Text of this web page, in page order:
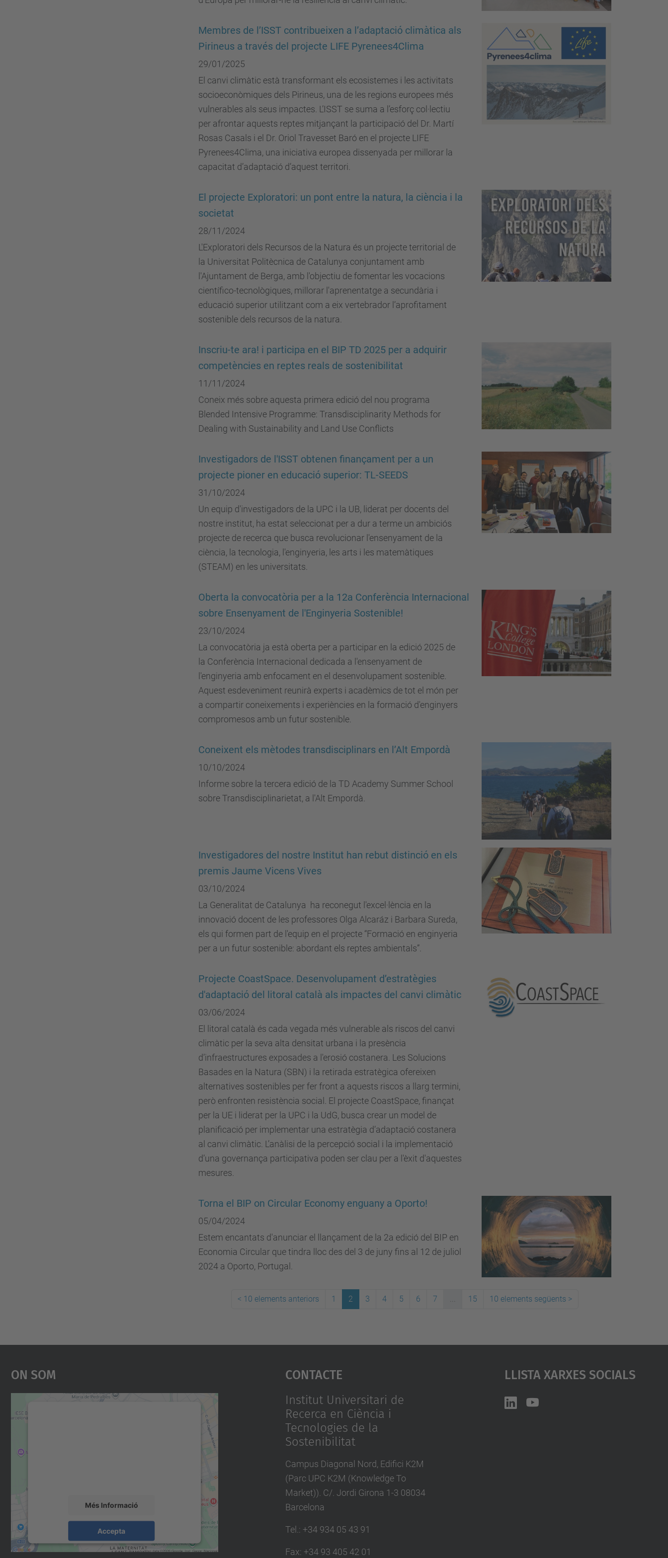
Membres de l’ISST contribueixen a l’adaptació climàtica als
Pirineus a través del projecte LIFE Pyrenees4Clima
29/01/2025
El canvi climàtic està transformant els ecosistemes i les activitats
socioeconòmiques dels Pirineus, una de les regions europees més
vulnerables als seus impactes. L’ISST se suma a l’esforç col·lectiu
per afrontar aquests reptes mitjançant la participació del Dr. Martí
Rosas Casals i el Dr. Oriol Travesset Baró en el projecte LIFE
Pyrenees4Clima, una iniciativa europea dissenyada per millorar la
capacitat d’adaptació d’aquest territori.
El projecte Exploratori: un pont entre la natura, la ciència i la
societat
28/11/2024
L'Exploratori dels Recursos de la Natura és un projecte territorial de
la Universitat Politècnica de Catalunya conjuntament amb
l'Ajuntament de Berga, amb l'objectiu de fomentar les vocacions
científico-tecnològiques, millorar l'aprenentatge a secundària i
educació superior utilitzant com a eix vertebrador l’aprofitament
sostenible dels recursos de la natura.
Inscriu-te ara! i participa en el BIP TD 2025 per a adquirir
competències en reptes reals de sostenibilitat
11/11/2024
Coneix més sobre aquesta primera edició del nou programa
Blended Intensive Programme: Transdisciplinarity Methods for
Dealing with Sustainability and Land Use Conflicts
Investigadors de l'ISST obtenen finançament per a un
projecte pioner en educació superior: TL-SEEDS
31/10/2024
Un equip d'investigadors de la UPC i la UB, liderat per docents del
nostre institut, ha estat seleccionat per a dur a terme un ambiciós
projecte de recerca que busca revolucionar l'ensenyament de la
ciència, la tecnologia, l'enginyeria, les arts i les matemàtiques
(STEAM) en les universitats.
Oberta la convocatòria per a la 12a Conferència Internacional
sobre Ensenyament de l'Enginyeria Sostenible!
23/10/2024
La convocatòria ja està oberta per a participar en la edició 2025 de
la Conferència Internacional dedicada a l'ensenyament de
l'enginyeria amb enfocament en el desenvolupament sostenible.
Aquest esdeveniment reunirà experts i acadèmics de tot el món per
a compartir coneixements i experiències en la formació d'enginyers
compromesos amb un futur sostenible.
Coneixent els mètodes transdisciplinars en l’Alt Empordà
10/10/2024
Informe sobre la tercera edició de la TD Academy Summer School
sobre Transdisciplinarietat, a l'Alt Empordà.
Investigadores del nostre Institut han rebut distinció en els
premis Jaume Vicens Vives
03/10/2024
La Generalitat de Catalunya ha reconegut l'excel·lència en la
innovació docent de les professores Olga Alcaráz i Barbara Sureda,
els qui formen part de l'equip en el projecte “Formació en enginyeria
per a un futur sostenible: abordant els reptes ambientals”.
Projecte CoastSpace. Desenvolupament d’estratègies
d'adaptació del litoral català als impactes del canvi climàtic
03/06/2024
El litoral català és cada vegada més vulnerable als riscos del canvi
climàtic per la seva alta densitat urbana i la presència
d’infraestructures exposades a l'erosió costanera. Les Solucions
Basades en la Natura (SBN) i la retirada estratègica ofereixen
alternatives sostenibles per fer front a aquests riscos a llarg termini,
però enfronten resistència social. El projecte CoastSpace, finançat
per la UE i liderat per la UPC i la UdG, busca crear un model de
planificació per implementar una estratègia d’adaptació costanera
al canvi climàtic. L’anàlisi de la percepció social i la implementació
d’una governança participativa poden ser clau per a l'èxit d'aquestes
mesures.
Torna el BIP on Circular Economy enguany a Oporto!
05/04/2024
Estem encantats d'anunciar el llançament de la 2a edició del BIP en
Economia Circular que tindra lloc des del 3 de juny fins al 12 de juliol
2024 a Oporto, Portugal.
< 10 elements anteriors 1 2 3 4 5 6 7 15 10 elements següents >
On Som
Més Informació
Accepta
Usercentrics Consent
Contacte
Institut Universitari de
Recerca en Ciència i
Tecnologies de la
Sostenibilitat
Campus Diagonal Nord, Edifici K2M
(Parc UPC K2M (Knowledge To
Market)). C/. Jordi Girona 1-3 08034
Barcelona
Tel. : +34 934 05 43 91
Fax: +34 93 405 42 01
Llista Xarxes Socials